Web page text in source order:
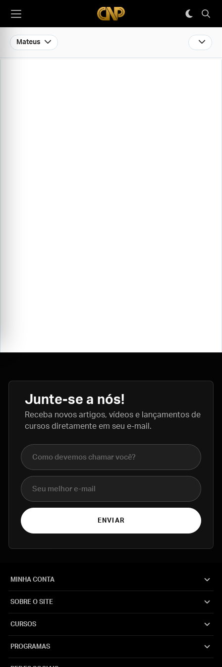
Mateus
Junte-se a nós!
Receba novos artigos, vídeos e lançamentos de
cursos diretamente em seu e-mail.
Nome completo
E-mail
ENVIAR
MINHA CONTA
SOBRE O SITE
CURSOS
PROGRAMAS